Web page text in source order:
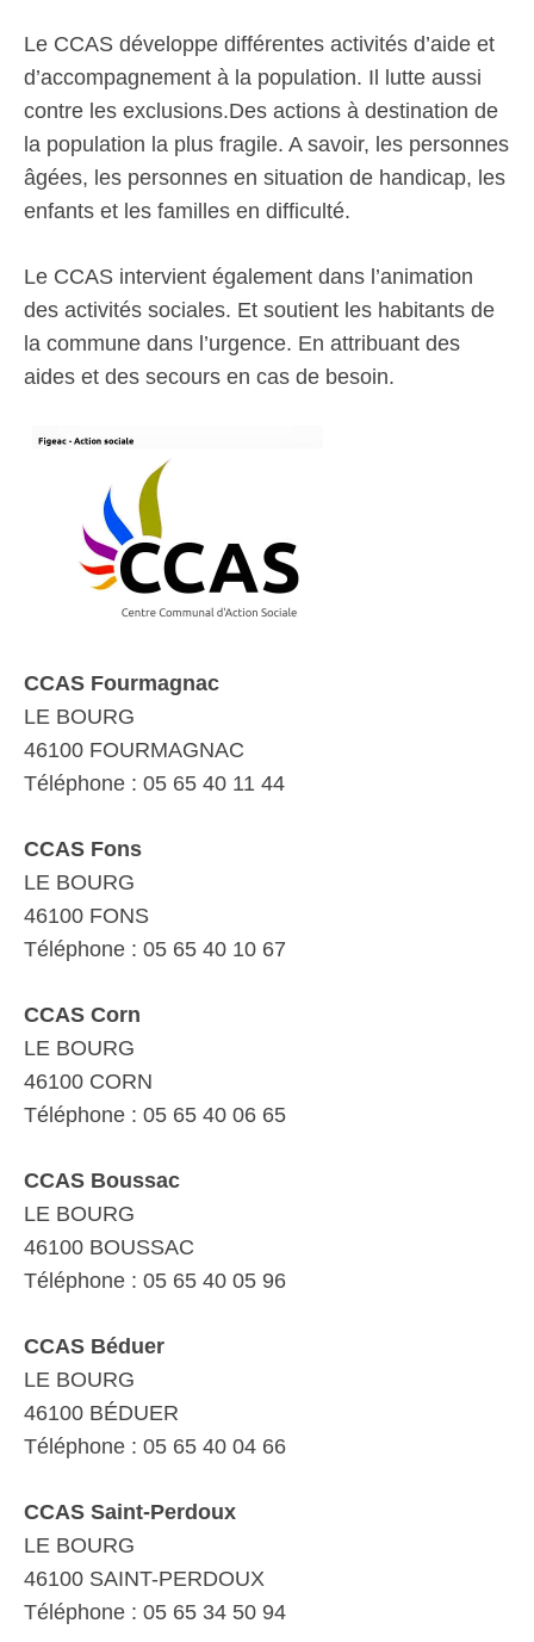
Le CCAS développe différentes activités d’aide et
d’accompagnement à la population. Il lutte aussi
contre les exclusions.Des actions à destination de
la population la plus fragile. A savoir, les personnes
âgées, les personnes en situation de handicap, les
enfants et les familles en difficulté.
Le CCAS intervient également dans l’animation
des activités sociales. Et soutient les habitants de
la commune dans l’urgence. En attribuant des
aides et des secours en cas de besoin.
CCAS Fourmagnac
LE BOURG
46100 FOURMAGNAC
Téléphone : 05 65 40 11 44
CCAS Fons
LE BOURG
46100 FONS
Téléphone : 05 65 40 10 67
CCAS Corn
LE BOURG
46100 CORN
Téléphone : 05 65 40 06 65
CCAS Boussac
LE BOURG
46100 BOUSSAC
Téléphone : 05 65 40 05 96
CCAS Béduer
LE BOURG
46100 BÉDUER
Téléphone : 05 65 40 04 66
CCAS Saint-Perdoux
LE BOURG
46100 SAINT-PERDOUX
Téléphone : 05 65 34 50 94